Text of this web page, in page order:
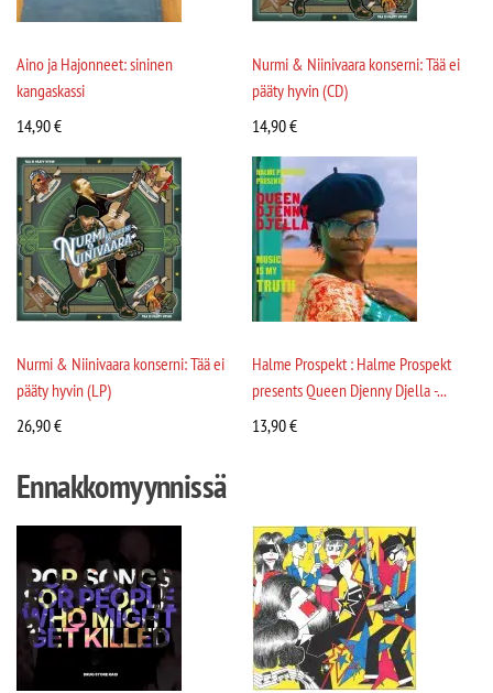
Aino ja Hajonneet: sininen
kangaskassi
14,90€
Nurmi & Niinivaara konserni: Tää ei
pääty hyvin (CD)
14,90€
Nurmi & Niinivaara konserni: Tää ei
pääty hyvin (LP)
26,90€
Halme Prospekt : Halme Prospekt
presents Queen Djenny Djella -...
13,90€
Ennakkomyynnissä